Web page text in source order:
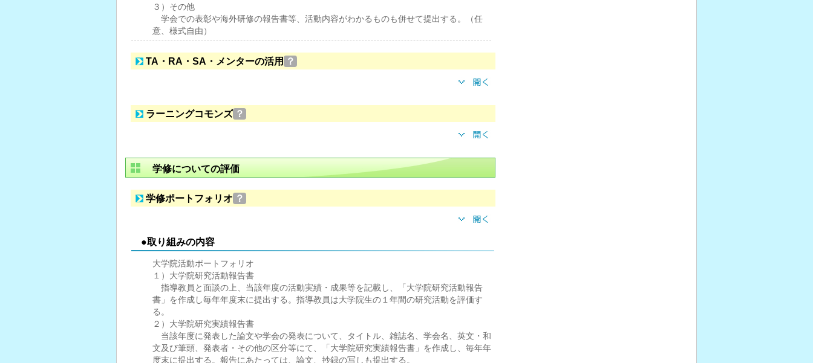
３）その他
学会での表彰や海外研修の報告書等、活動内容がわかるものも併せて提出する。（任
意、様式自由）
TA・RA・SA・メンターの活用 ？
ラーニングコモンズ ？
学修についての評価
学修ポートフォリオ ？
●取り組みの内容
大学院活動ポートフォリオ
１）大学院研究活動報告書
指導教員と面談の上、当該年度の活動実績・成果等を記載し、「大学院研究活動報告
書」を作成し毎年年度末に提出する。指導教員は大学院生の１年間の研究活動を評価す
る。
２）大学院研究実績報告書
当該年度に発表した論文や学会の発表について、タイトル、雑誌名、学会名、英文・和
文及び筆頭、発表者・その他の区分等にて、「大学院研究実績報告書」を作成し、毎年年
度末に提出する。報告にあたっては、論文、抄録の写しも提出する。